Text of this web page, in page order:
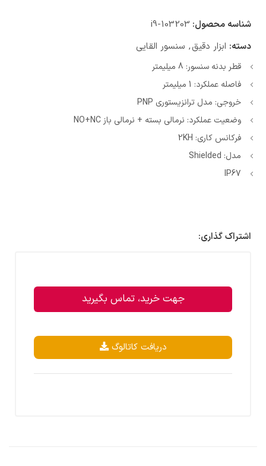
شناسه محصول: i9-103203
دسته: ابزار دقیق, سنسور القایی
قطر بدنه سنسور: 8 میلیمتر
فاصله عملکرد: 1 میلیمتر
خروجی: مدل ترانزیستوری PNP
وضعیت عملکرد: نرمالی بسته + نرمالی باز NO+NC
فرکانس کاری: 2KH
مدل: Shielded
IP67
اشتراک گذاری:
جهت خرید، تماس بگیرید
دریافت کاتالوگ